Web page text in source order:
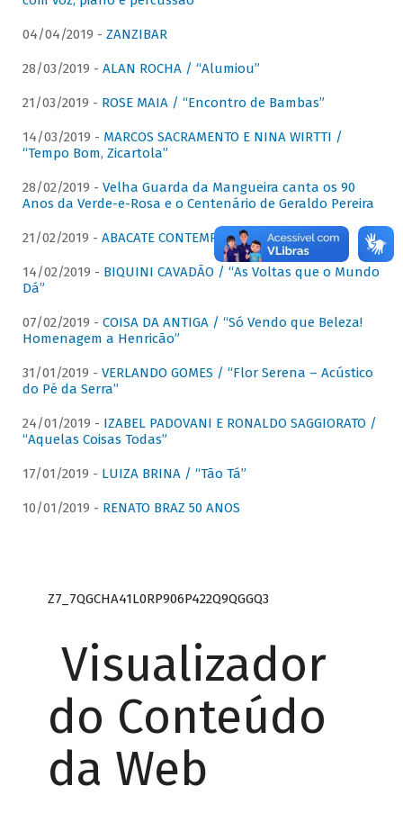
04/04/2019 - ZANZIBAR
28/03/2019 - ALAN ROCHA / “Alumiou”
21/03/2019 - ROSE MAIA / “Encontro de Bambas”
14/03/2019 - MARCOS SACRAMENTO E NINA WIRTTI /
“Tempo Bom, Zicartola”
28/02/2019 - Velha Guarda da Mangueira canta os 90
Anos da Verde-e-Rosa e o Centenário de Geraldo Pereira
21/02/2019 - ABACATE CONTEMPORÂNEO
14/02/2019 - BIQUINI CAVADÃO / “As Voltas que o Mundo
Dá”
07/02/2019 - COISA DA ANTIGA / “Só Vendo que Beleza!
Homenagem a Henricão”
31/01/2019 - VERLANDO GOMES / “Flor Serena – Acústico
do Pé da Serra”
24/01/2019 - IZABEL PADOVANI E RONALDO SAGGIORATO /
“Aquelas Coisas Todas”
17/01/2019 - LUIZA BRINA / “Tão Tá”
10/01/2019 - RENATO BRAZ 50 ANOS
Z7_7QGCHA41L0RP906P422Q9QGGQ3
Visualizador
do Conteúdo
da Web